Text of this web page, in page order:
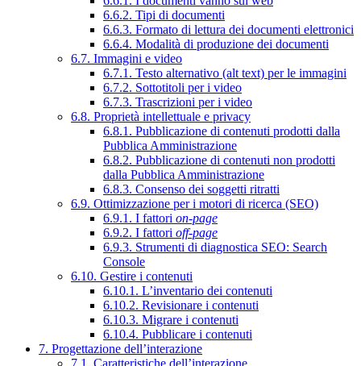
6.6.2. Tipi di documenti
6.6.3. Formato di lettura dei documenti elettronici
6.6.4. Modalità di produzione dei documenti
6.7. Immagini e video
6.7.1. Testo alternativo (alt text) per le immagini
6.7.2. Sottotitoli per i video
6.7.3. Trascrizioni per i video
6.8. Proprietà intellettuale e privacy
6.8.1. Pubblicazione di contenuti prodotti dalla
Pubblica Amministrazione
6.8.2. Pubblicazione di contenuti non prodotti
dalla Pubblica Amministrazione
6.8.3. Consenso dei soggetti ritratti
6.9. Ottimizzazione per i motori di ricerca (SEO)
6.9.1. I fattori on-page
6.9.2. I fattori off-page
6.9.3. Strumenti di diagnostica SEO: Search
Console
6.10. Gestire i contenuti
6.10.1. L’inventario dei contenuti
6.10.2. Revisionare i contenuti
6.10.3. Migrare i contenuti
6.10.4. Pubblicare i contenuti
7. Progettazione dell’interazione
7.1. Caratteristiche dell’interazione